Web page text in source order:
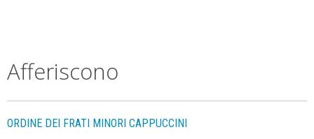
Afferiscono
ORDINE DEI FRATI MINORI CAPPUCCINI